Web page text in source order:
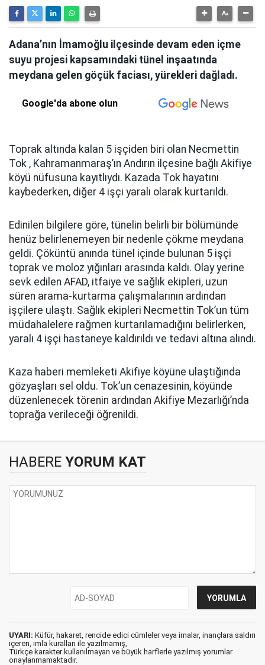
Adana’nın İmamoğlu ilçesinde devam eden içme
suyu projesi kapsamındaki tünel inşaatında
meydana gelen göçük faciası, yürekleri dağladı.
Google'da abone olun
Toprak altında kalan 5 işçiden biri olan Necmettin
Tok , Kahramanmaraş’ın Andırın ilçesine bağlı Akifiye
köyü nüfusuna kayıtlıydı. Kazada Tok hayatını
kaybederken, diğer 4 işçi yaralı olarak kurtarıldı.
Edinilen bilgilere göre, tünelin belirli bir bölümünde
henüz belirlenemeyen bir nedenle çökme meydana
geldi. Çöküntü anında tünel içinde bulunan 5 işçi
toprak ve moloz yığınları arasında kaldı. Olay yerine
sevk edilen AFAD, itfaiye ve sağlık ekipleri, uzun
süren arama-kurtarma çalışmalarının ardından
işçilere ulaştı. Sağlık ekipleri Necmettin Tok’un tüm
müdahalelere rağmen kurtarılamadığını belirlerken,
yaralı 4 işçi hastaneye kaldırıldı ve tedavi altına alındı.
Kaza haberi memleketi Akifiye köyüne ulaştığında
gözyaşları sel oldu. Tok’un cenazesinin, köyünde
düzenlenecek törenin ardından Akifiye Mezarlığı’nda
toprağa verileceği öğrenildi.
HABERE YORUM KAT
UYARI: Küfür, hakaret, rencide edici cümleler veya imalar, inançlara saldırı
içeren, imla kuralları ile yazılmamış,
Türkçe karakter kullanılmayan ve büyük harflerle yazılmış yorumlar
onaylanmamaktadır.